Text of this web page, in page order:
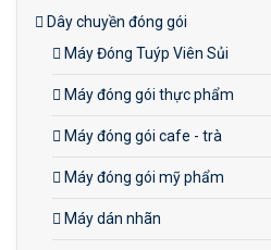
Dây chuyền đóng gói
Máy Đóng Tuýp Viên Sủi
Máy đóng gói thực phẩm
Máy đóng gói cafe - trà
Máy đóng gói mỹ phẩm
Máy dán nhãn